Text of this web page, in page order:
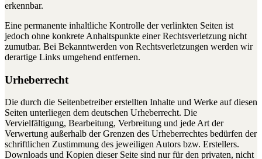
erkennbar.
Eine permanente inhaltliche Kontrolle der verlinkten Seiten ist
jedoch ohne konkrete Anhaltspunkte einer Rechtsverletzung nicht
zumutbar. Bei Bekanntwerden von Rechtsverletzungen werden wir
derartige Links umgehend entfernen.
Urheberrecht
Die durch die Seitenbetreiber erstellten Inhalte und Werke auf diesen
Seiten unterliegen dem deutschen Urheberrecht. Die
Vervielfältigung, Bearbeitung, Verbreitung und jede Art der
Verwertung außerhalb der Grenzen des Urheberrechtes bedürfen der
schriftlichen Zustimmung des jeweiligen Autors bzw. Erstellers.
Downloads und Kopien dieser Seite sind nur für den privaten, nicht